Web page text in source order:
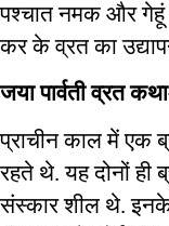
पश्चात नमक और गेहूं
कर के व्रत का
जया पार्वती व्रत कथा
प्राचीन काल में एक
रहते थे. यह दोनों ही
संस्कार शील थे.